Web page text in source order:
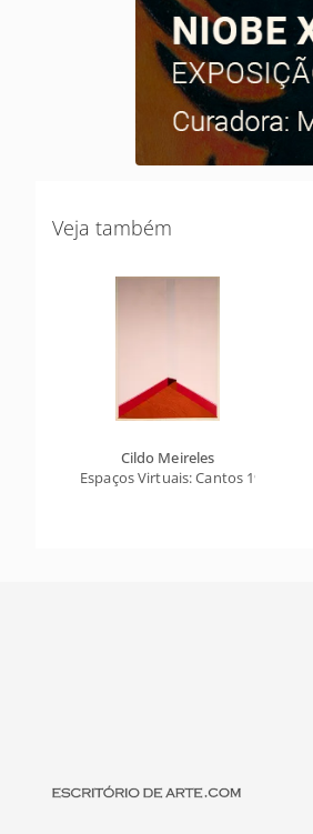
Veja também
Cildo Meireles
Espaços Virtuais: Cantos 1977